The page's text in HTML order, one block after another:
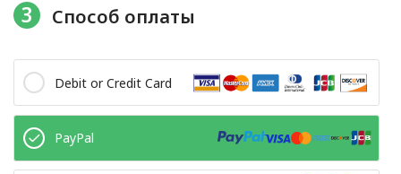
3 Способ оплаты
Debit or Credit Card
PayPal